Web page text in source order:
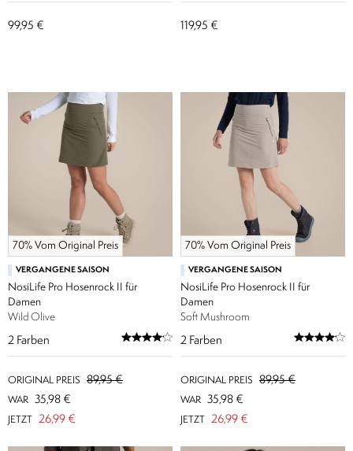
99,95 € 119,95 €
70% Vom Original Preis
VERGANGENE SAISON
NosiLife Pro Hosenrock II für
Damen
Wild Olive
2 Farben
ORIGINAL PREIS 89,95 €
WAR 35,98 €
JETZT 26,99 €
70% Vom Original Preis
VERGANGENE SAISON
NosiLife Pro Hosenrock II für
Damen
Soft Mushroom
2 Farben
ORIGINAL PREIS 89,95 €
WAR 35,98 €
JETZT 26,99 €